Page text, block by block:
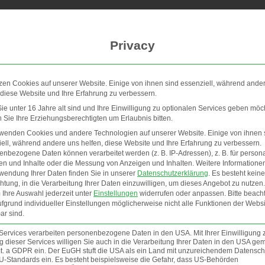
Process Mining:
Anwendung einfach
Während Unternehmen täglich Tausende von
Prozessmanager schwierig, den Überblick darüber zu
der Zeit verwandeln sich Prozesse, die man anfangs mit
Strukturen mit versteckten Ineffizienzen. Genau hier setzt
Spuren echte Erkenntnisse macht.
Was ist Process Mining eigentlich?
Privacy
Cookies auf unserer Website. Einige von ihnen sind essenziell, während
Website und Ihre Erfahrung zu verbessern.
unter 16 Jahre alt sind und Ihre Einwilligung zu optionalen Services geben
Sie Ihre Erziehungsberechtigten um Erlaubnis bitten.
Cookies und andere Technologien auf unserer Website. Einige von ihnen
während andere uns helfen, diese Website und Ihre Erfahrung zu verbessern.
Daten können verarbeitet werden (z. B. IP-Adressen), z. B. für
und Inhalte oder die Messung von Anzeigen und Inhalten. Weitere
Ihrer Daten finden Sie in unserer Datenschutzerklärung. Es besteht keine
in die Verarbeitung Ihrer Daten einzuwilligen, um dieses Angebot zu nutzen.
Ihre Auswahl jederzeit unter Einstellungen widerrufen oder anpassen. Bitte
individueller Einstellungen möglicherweise nicht alle Funktionen der
sind.
verarbeiten personenbezogene Daten in den USA. Mit Ihrer Einwilligung
dieser Services willigen Sie auch in die Verarbeitung Ihrer Daten in den USA
a GDPR ein. Der EuGH stuft die USA als ein Land mit unzureichendem
Standards ein. Es besteht beispielsweise die Gefahr, dass US-Behörden